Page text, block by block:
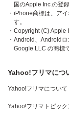
国のApple Inc.の登
・iPhone商標は、ア
す。
・Copyright (C)
・Android、Android
Google LLC の商標
Yahoo!フリマにつ
Yahoo!フリマについて
Yahoo!フリマトピック